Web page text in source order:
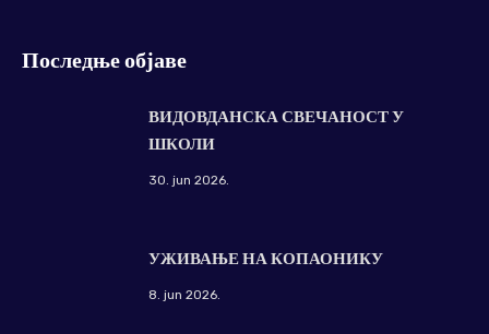
Последње објаве
ВИДОВДАНСКА СВЕЧАНОСТ У
ШКОЛИ
30. jun 2026.
УЖИВАЊЕ НА КОПАОНИКУ
8. jun 2026.